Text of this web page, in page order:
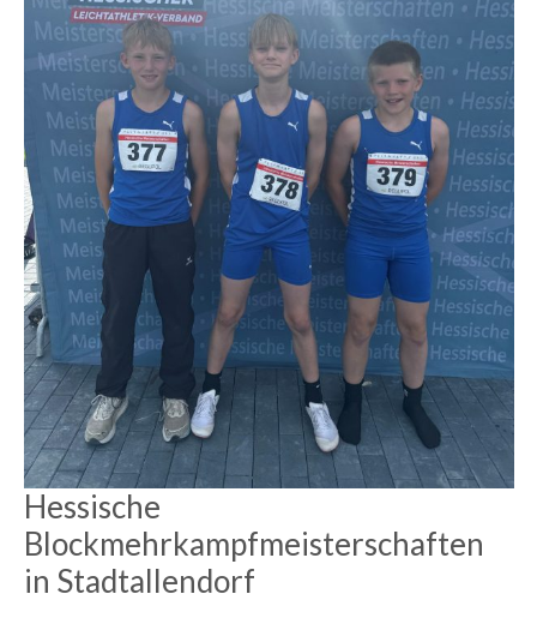
Hessische
Blockmehrkampfmeisterschaften
in Stadtallendorf